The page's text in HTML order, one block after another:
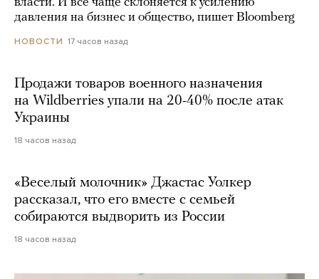
власти. И все чаще склоняется к усилению
давления на бизнес и общество, пишет Bloomberg
НОВОСТИ 17 часов назад
Продажи товаров военного назначения
на Wildberries упали на 20-40% после атак
Украины
18 часов назад
«Веселый молочник» Джастас Уолкер
рассказал, что его вместе с семьей
собираются выдворить из России
18 часов назад